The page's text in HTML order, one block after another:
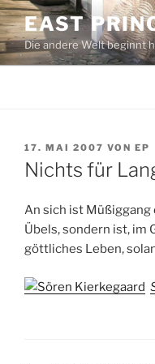
Zum
Inhalt
springen
EAST
Die andere Welt beginnt
VERÖFFENTLICHT
AM
17. MAI 2007 VON EP
Nichts für
An sich ist
Übels, sondern ist, im
göttliches Leben,